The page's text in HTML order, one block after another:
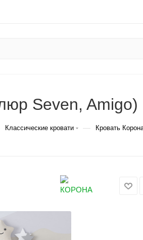
Seven, Amigo)
Классические кровати — Кровать